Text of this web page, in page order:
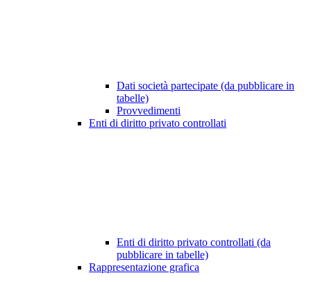
Dati società partecipate (da pubblicare in
tabelle)
Provvedimenti
Enti di diritto privato controllati
Enti di diritto privato controllati (da
pubblicare in tabelle)
Rappresentazione grafica